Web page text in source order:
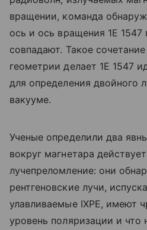
вращении, команда
ось и ось вращения 1E 1547
совпадают. Такое
геометрии делает 1E 1547
для определения двойного
вакууме.
Ученые определили два
вокруг магнетара
лучепреломление: они
рентгеновские лучи,
улавливаемые IXPE, имеют
уровень поляризации и что